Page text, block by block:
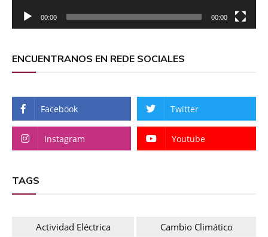
00:00 00:00
ENCUENTRANOS EN REDE SOCIALES
Facebook Twitter
Instagram Youtube
TAGS
Actividad Eléctrica
Cambio Climático